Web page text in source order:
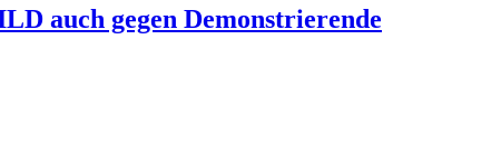
auch gegen Demonstrierende